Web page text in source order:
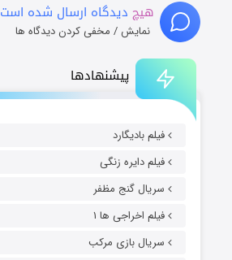
پیشنهادها
فیلم بادیگارد
فیلم دایره زنگی
سریال گنج مظفر
فیلم اخراجی ها ۱
سریال بازی مرکب
هیچ دیدگاه ارسال شده است
نمایش / مخفی کردن دیدگاه ها